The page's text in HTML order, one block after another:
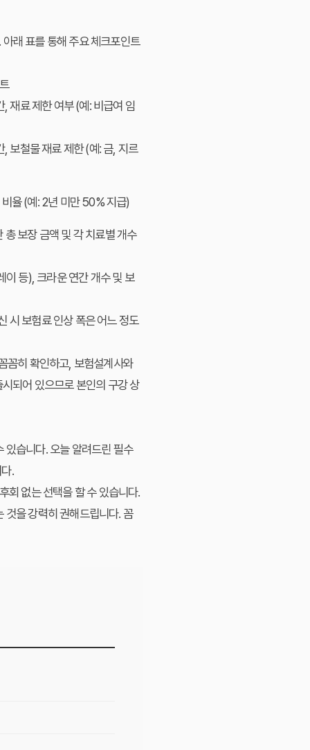
래 표를 통해 주요 체크포인트
재료 제한 여부 (예: 비급여 임
보철물 재료 제한 (예: 금, 지르
율 (예: 2년 미만 50% 지급)
총 보장 금액 및 각 치료별 개수
이 등), 크라운 연간 개수 및 보
시 보험료 인상 폭은 어느 정도
꼼히 확인하고, 보험설계사와
되어 있으므로 본인의 구강 상
있습니다. 오늘 알려드린필수
.
회 없는 선택을 할 수 있습니다.
것을 강력히 권해드립니다. 꼼